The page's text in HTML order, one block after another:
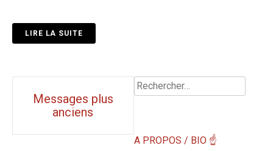
LIRE LA SUITE
Navigation
messages
Messages plus
anciens
Rechercher :
A PROPOS / BIO ☝